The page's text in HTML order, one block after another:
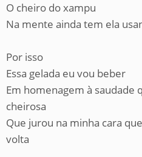
O cheiro do xampu
Na mente ainda tem ela
Por isso
Essa gelada eu vou beber
Em homenagem à saudade
cheirosa
Que jurou na minha cara
volta